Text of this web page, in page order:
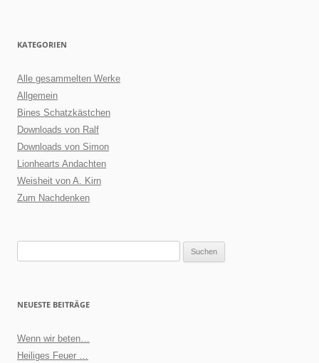
KATEGORIEN
Alle gesammelten Werke
Allgemein
Bines Schatzkästchen
Downloads von Ralf
Downloads von Simon
Lionhearts Andachten
Weisheit von A. Kirn
Zum Nachdenken
NEUESTE BEITRÄGE
Wenn wir beten…
Heiliges Feuer …